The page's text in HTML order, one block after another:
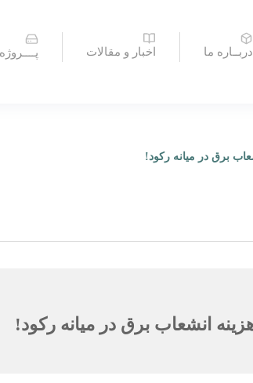
دربــاره ما اخبار و مقالات